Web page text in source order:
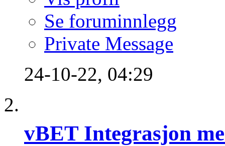
Se foruminnlegg
Private Message
24-10-22, 04:29
vBET Integrasjon